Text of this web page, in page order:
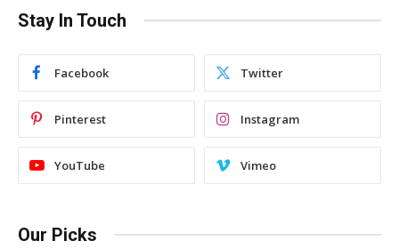
Stay In Touch
Facebook Twitter
Pinterest Instagram
YouTube Vimeo
Our Picks